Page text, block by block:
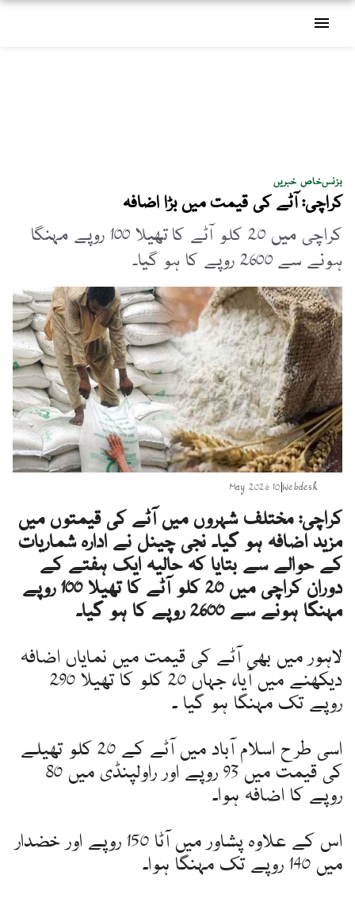
menu
بزنسخاص خبریں
کراچی: آٹے کی قیمت میں بڑا اضافہ
کراچی میں 20 کلو آٹے کا تھیلا 100 روپے مہنگا
ہونے سے 2600 روپے کا ہو گیا۔
Webdesk
|
10 May 2026
کراچی: مختلف شہروں میں آٹے کی قیمتوں میں
مزید اضافہ ہو گیا۔ نجی چینل نے ادارہ شماریات
کے حوالے سے بتایا کہ حالیہ ایک ہفتے کے
دوران کراچی میں 20 کلو آٹے کا تھیلا 100 روپے
مہنگا ہونے سے 2600 روپے کا ہو گیا۔
لاہور میں بھی آٹے کی قیمت میں نمایاں اضافہ
دیکھنے میں آیا، جہاں 20 کلو کا تھیلا 290
روپے تک مہنگا ہو گیا ۔
اسی طرح اسلام آباد میں آٹے کے 20 کلو تھیلے
کی قیمت میں 93 روپے اور راولپنڈی میں 80
روپے کا اضافہ ہوا۔
اس کے علاوہ پشاور میں آٹا 150 روپے اور خضدار
میں 140 روپے تک مہنگا ہوا۔